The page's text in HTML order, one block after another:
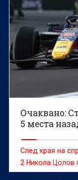
Очаквано:
5 места
След края на
2 Никола Цолов